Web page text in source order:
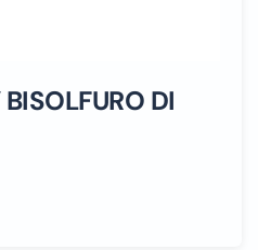
DI